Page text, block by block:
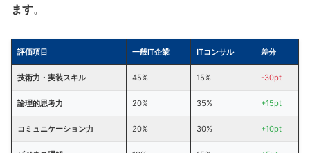
ます。
評価項目 一般IT企業 ITコンサル 差分
技術力・実装スキル 45% 15% -30pt
論理的思考力 20% 35% +15pt
コミュニケーション力 20% 30% +10pt